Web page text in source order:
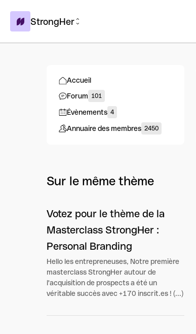
StrongHer
Accueil
Forum 101
Évènements 4
Annuaire des membres 2450
Sur le même thème
Votez pour le thème de la
Masterclass StrongHer :
Personal Branding
Hello les entrepreneuses, Notre première
masterclass StrongHer autour de
l'acquisition de prospects a été un
véritable succès avec +170 inscrit.es ! (...)